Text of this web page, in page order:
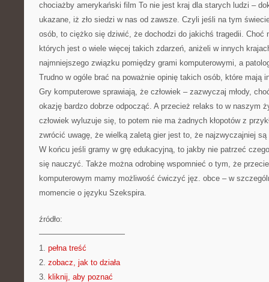
chociażby amerykański film To nie jest kraj dla starych ludzi –
ukazane, iż zło siedzi w nas od zawsze. Czyli jeśli na tym
osób, to ciężko się dziwić, że dochodzi do jakichś tragedii. Choć
których jest o wiele więcej takich zdarzeń, aniżeli w innych
najmniejszego związku pomiędzy grami komputerowymi, a
Trudno w ogóle brać na poważnie opinię takich osób, które mają
Gry komputerowe sprawiają, że człowiek – zazwyczaj młody,
okazję bardzo dobrze odpocząć. A przecież relaks to w naszym
człowiek wyluzuje się, to potem nie ma żadnych kłopotów z
zwrócić uwagę, że wielką zaletą gier jest to, że najzwyczajniej
W końcu jeśli gramy w grę edukacyjną, to jakby nie patrzeć
się nauczyć. Także można odrobinę wspomnieć o tym, że
komputerowym mamy możliwość ćwiczyć jęz. obce – w
momencie o języku Szekspira.
źródło:
———————————
1. pełna treść
2. zobacz, jak to działa
3. kliknij, aby poznać